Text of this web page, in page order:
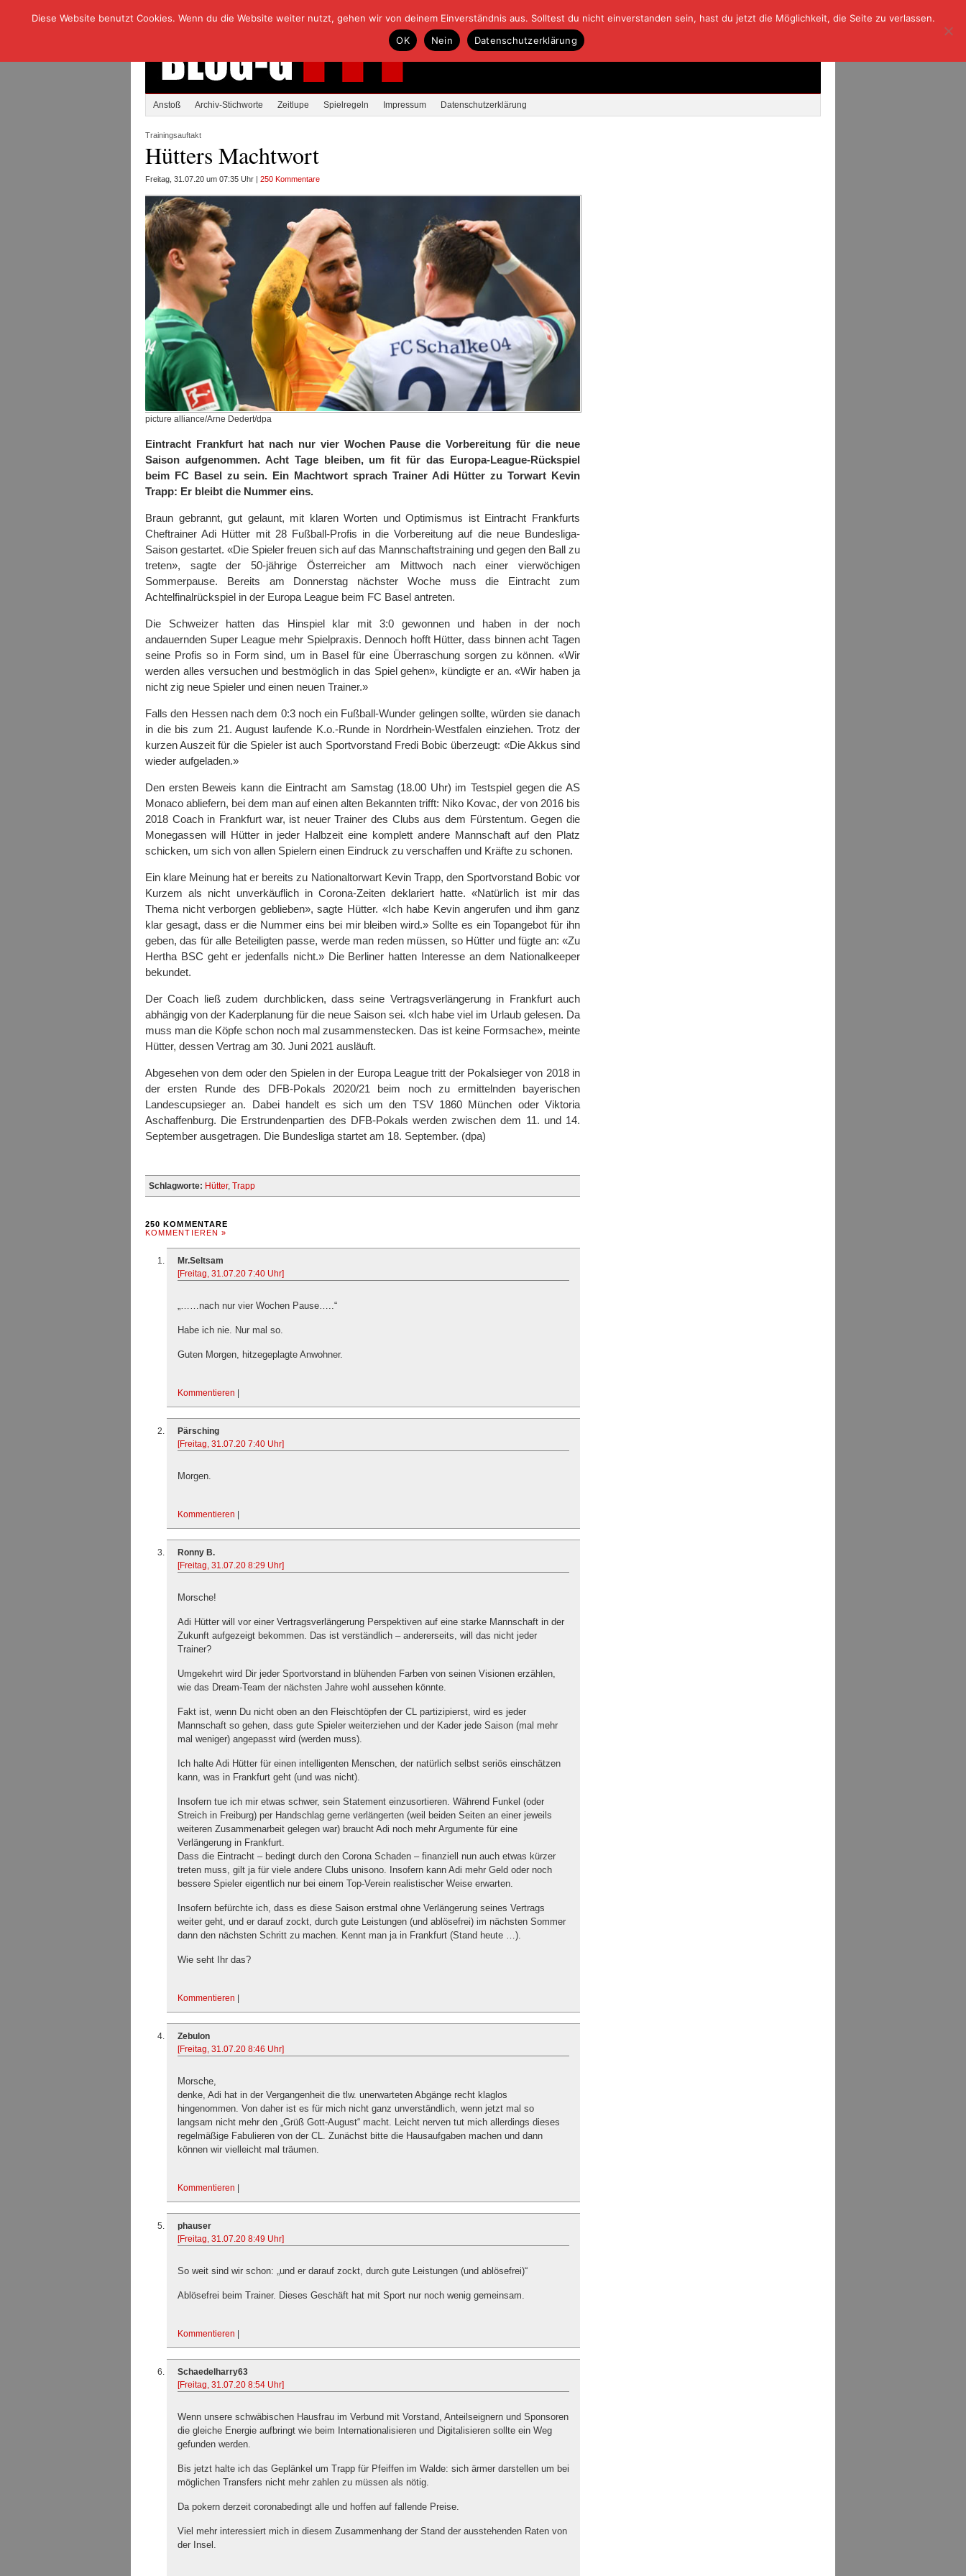
Anstoß Archiv-Stichworte Zeitlupe Spielregeln Impressum Datenschutzerklärung
Trainingsauftakt
Hütters Machtwort
Freitag, 31.07.20 um 07:35 Uhr | 250 Kommentare
picture alliance/Arne Dedert/dpa
Eintracht Frankfurt hat nach nur vier Wochen Pause die Vorbereitung für die neue
Saison aufgenommen. Acht Tage bleiben, um fit für das Europa-League-Rückspiel
beim FC Basel zu sein. Ein Machtwort sprach Trainer Adi Hütter zu Torwart Kevin
Trapp: Er bleibt die Nummer eins.
Braun gebrannt, gut gelaunt, mit klaren Worten und Optimismus ist Eintracht Frankfurts
Cheftrainer Adi Hütter mit 28 Fußball-Profis in die Vorbereitung auf die neue Bundesliga-
Saison gestartet. «Die Spieler freuen sich auf das Mannschaftstraining und gegen den Ball zu
treten», sagte der 50-jährige Österreicher am Mittwoch nach einer vierwöchigen
Sommerpause. Bereits am Donnerstag nächster Woche muss die Eintracht zum
Achtelfinalrückspiel in der Europa League beim FC Basel antreten.
Die Schweizer hatten das Hinspiel klar mit 3:0 gewonnen und haben in der noch
andauernden Super League mehr Spielpraxis. Dennoch hofft Hütter, dass binnen acht Tagen
seine Profis so in Form sind, um in Basel für eine Überraschung sorgen zu können. «Wir
werden alles versuchen und bestmöglich in das Spiel gehen», kündigte er an. «Wir haben ja
nicht zig neue Spieler und einen neuen Trainer.»
Falls den Hessen nach dem 0:3 noch ein Fußball-Wunder gelingen sollte, würden sie danach
in die bis zum 21. August laufende K.o.-Runde in Nordrhein-Westfalen einziehen. Trotz der
kurzen Auszeit für die Spieler ist auch Sportvorstand Fredi Bobic überzeugt: «Die Akkus sind
wieder aufgeladen.»
Den ersten Beweis kann die Eintracht am Samstag (18.00 Uhr) im Testspiel gegen die AS
Monaco abliefern, bei dem man auf einen alten Bekannten trifft: Niko Kovac, der von 2016 bis
2018 Coach in Frankfurt war, ist neuer Trainer des Clubs aus dem Fürstentum. Gegen die
Monegassen will Hütter in jeder Halbzeit eine komplett andere Mannschaft auf den Platz
schicken, um sich von allen Spielern einen Eindruck zu verschaffen und Kräfte zu schonen.
Ein klare Meinung hat er bereits zu Nationaltorwart Kevin Trapp, den Sportvorstand Bobic vor
Kurzem als nicht unverkäuflich in Corona-Zeiten deklariert hatte. «Natürlich ist mir das
Thema nicht verborgen geblieben», sagte Hütter. «Ich habe Kevin angerufen und ihm ganz
klar gesagt, dass er die Nummer eins bei mir bleiben wird.» Sollte es ein Topangebot für ihn
geben, das für alle Beteiligten passe, werde man reden müssen, so Hütter und fügte an: «Zu
Hertha BSC geht er jedenfalls nicht.» Die Berliner hatten Interesse an dem Nationalkeeper
bekundet.
Der Coach ließ zudem durchblicken, dass seine Vertragsverlängerung in Frankfurt auch
abhängig von der Kaderplanung für die neue Saison sei. «Ich habe viel im Urlaub gelesen. Da
muss man die Köpfe schon noch mal zusammenstecken. Das ist keine Formsache», meinte
Hütter, dessen Vertrag am 30. Juni 2021 ausläuft.
Abgesehen von dem oder den Spielen in der Europa League tritt der Pokalsieger von 2018 in
der ersten Runde des DFB-Pokals 2020/21 beim noch zu ermittelnden bayerischen
Landescupsieger an. Dabei handelt es sich um den TSV 1860 München oder Viktoria
Aschaffenburg. Die Erstrundenpartien des DFB-Pokals werden zwischen dem 11. und 14.
September ausgetragen. Die Bundesliga startet am 18. September. (dpa)
Schlagworte: Hütter, Trapp
250 KOMMENTARE
KOMMENTIEREN »
Mr.Seltsam
[Freitag, 31.07.20 7:40 Uhr]
„……nach nur vier Wochen Pause…..“
Habe ich nie. Nur mal so.
Guten Morgen, hitzegeplagte Anwohner.
Kommentieren |
Pärsching
[Freitag, 31.07.20 7:40 Uhr]
Morgen.
Kommentieren |
Ronny B.
[Freitag, 31.07.20 8:29 Uhr]
Morsche!
Adi Hütter will vor einer Vertragsverlängerung Perspektiven auf eine starke Mannschaft in der
Zukunft aufgezeigt bekommen. Das ist verständlich – andererseits, will das nicht jeder
Trainer?
Umgekehrt wird Dir jeder Sportvorstand in blühenden Farben von seinen Visionen erzählen,
wie das Dream-Team der nächsten Jahre wohl aussehen könnte.
Fakt ist, wenn Du nicht oben an den Fleischtöpfen der CL partizipierst, wird es jeder
Mannschaft so gehen, dass gute Spieler weiterziehen und der Kader jede Saison (mal mehr
mal weniger) angepasst wird (werden muss).
Ich halte Adi Hütter für einen intelligenten Menschen, der natürlich selbst seriös einschätzen
kann, was in Frankfurt geht (und was nicht).
Insofern tue ich mir etwas schwer, sein Statement einzusortieren. Während Funkel (oder
Streich in Freiburg) per Handschlag gerne verlängerten (weil beiden Seiten an einer jeweils
weiteren Zusammenarbeit gelegen war) braucht Adi noch mehr Argumente für eine
Verlängerung in Frankfurt.
Dass die Eintracht – bedingt durch den Corona Schaden – finanziell nun auch etwas kürzer
treten muss, gilt ja für viele andere Clubs unisono. Insofern kann Adi mehr Geld oder noch
bessere Spieler eigentlich nur bei einem Top-Verein realistischer Weise erwarten.
Insofern befürchte ich, dass es diese Saison erstmal ohne Verlängerung seines Vertrags
weiter geht, und er darauf zockt, durch gute Leistungen (und ablösefrei) im nächsten Sommer
dann den nächsten Schritt zu machen. Kennt man ja in Frankfurt (Stand heute …).
Wie seht Ihr das?
Kommentieren |
Zebulon
[Freitag, 31.07.20 8:46 Uhr]
Morsche,
denke, Adi hat in der Vergangenheit die tlw. unerwarteten Abgänge recht klaglos
hingenommen. Von daher ist es für mich nicht ganz unverständlich, wenn jetzt mal so
langsam nicht mehr den „Grüß Gott-August“ macht. Leicht nerven tut mich allerdings dieses
regelmäßige Fabulieren von der CL. Zunächst bitte die Hausaufgaben machen und dann
können wir vielleicht mal träumen.
Kommentieren |
phauser
[Freitag, 31.07.20 8:49 Uhr]
So weit sind wir schon: „und er darauf zockt, durch gute Leistungen (und ablösefrei)“
Ablösefrei beim Trainer. Dieses Geschäft hat mit Sport nur noch wenig gemeinsam.
Kommentieren |
Schaedelharry63
[Freitag, 31.07.20 8:54 Uhr]
Wenn unsere schwäbischen Hausfrau im Verbund mit Vorstand, Anteilseignern und Sponsoren
die gleiche Energie aufbringt wie beim Internationalisieren und Digitalisieren sollte ein Weg
gefunden werden.
Bis jetzt halte ich das Geplänkel um Trapp für Pfeiffen im Walde: sich ärmer darstellen um bei
möglichen Transfers nicht mehr zahlen zu müssen als nötig.
Da pokern derzeit coronabedingt alle und hoffen auf fallende Preise.
Viel mehr interessiert mich in diesem Zusammenhang der Stand der ausstehenden Raten von
der Insel.
Diese Website benutzt Cookies. Wenn du die Website weiter nutzt, gehen wir von deinem Einverständnis aus. Solltest du nicht einverstanden sein, hast du jetzt die Möglichkeit, die Seite zu verlassen.
OK
Nein Datenschutzerklärung